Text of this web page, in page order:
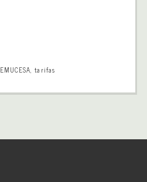
EMUCESA,tarifas